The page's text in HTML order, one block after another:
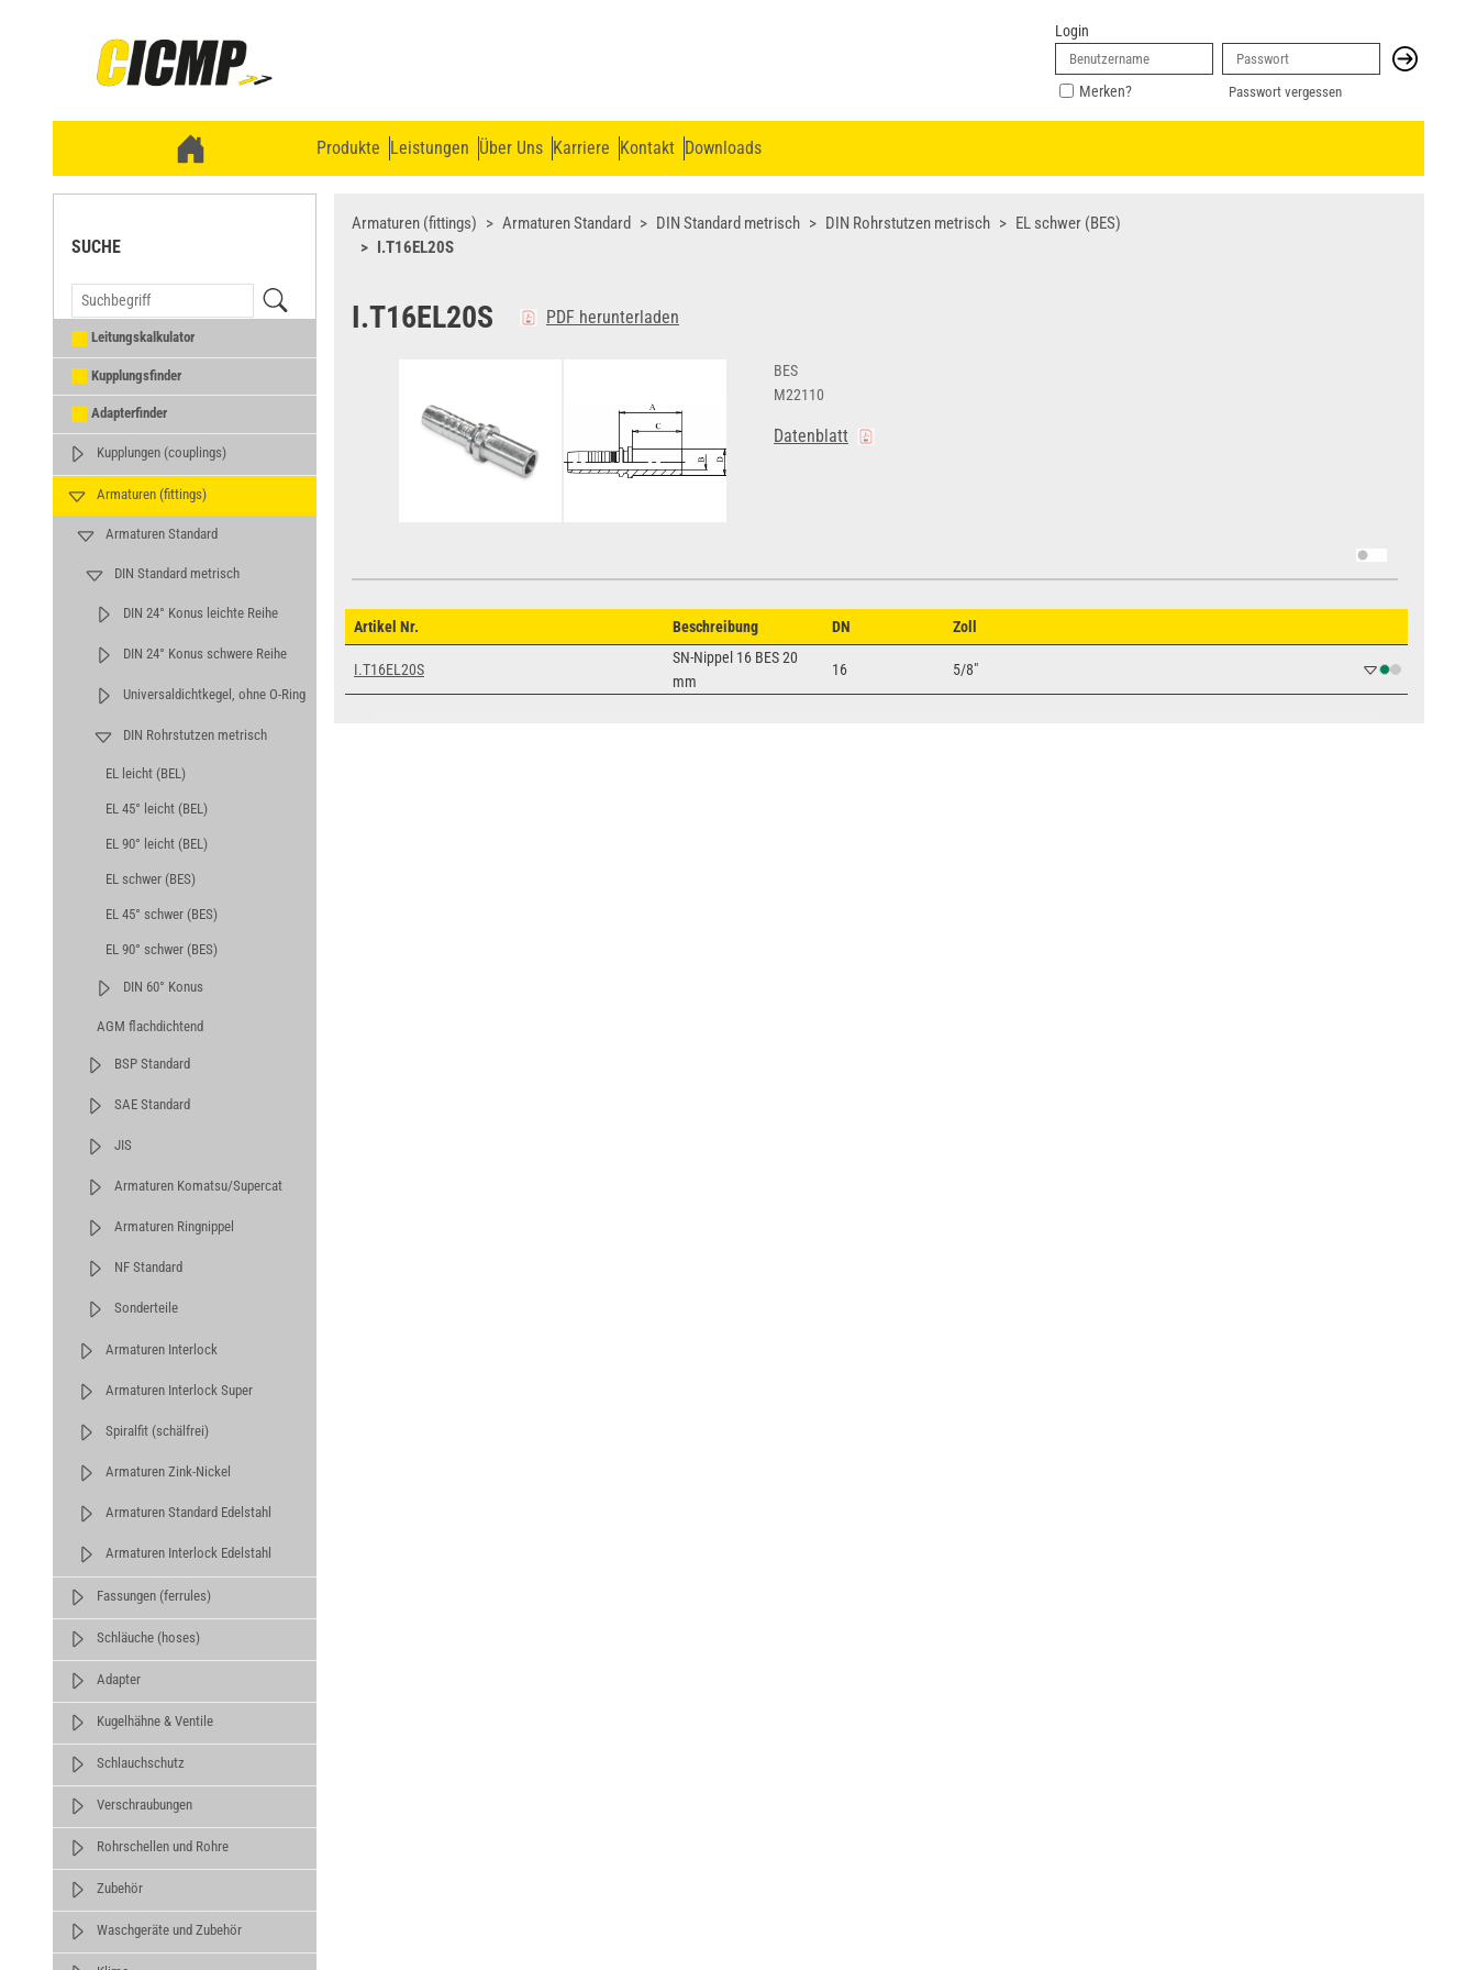
Login
Merken? Passwort vergessen
Produkte Leistungen Über Uns Karriere Kontakt Downloads
SUCHE
Leitungskalkulator
Kupplungsfinder
Adapterfinder
Kupplungen (couplings)
Armaturen (fittings)
Armaturen Standard
DIN Standard metrisch
DIN 24° Konus leichte Reihe
DIN 24° Konus schwere Reihe
Universaldichtkegel, ohne O-Ring
DIN Rohrstutzen metrisch
EL leicht (BEL)
EL 45° leicht (BEL)
EL 90° leicht (BEL)
EL schwer (BES)
EL 45° schwer (BES)
EL 90° schwer (BES)
DIN 60° Konus
AGM flachdichtend
BSP Standard
SAE Standard
JIS
Armaturen Komatsu/Supercat
Armaturen Ringnippel
NF Standard
Sonderteile
Armaturen Interlock
Armaturen Interlock Super
Spiralfit (schälfrei)
Armaturen Zink-Nickel
Armaturen Standard Edelstahl
Armaturen Interlock Edelstahl
Fassungen (ferrules)
Schläuche (hoses)
Adapter
Kugelhähne & Ventile
Schlauchschutz
Verschraubungen
Rohrschellen und Rohre
Zubehör
Waschgeräte und Zubehör
Armaturen (fittings) Armaturen Standard DIN Standard metrisch DIN Rohrstutzen metrisch
EL schwer (BES)
I.T16EL20S
I.T16EL20S PDF herunterladen
BES
M22110
Datenblatt
Artikel Nr. Beschreibung DN Zoll
I.T16EL20S
SN-Nippel 16 BES 20
mm
16 5/8"